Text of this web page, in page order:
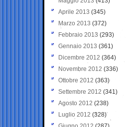
Aprile 2013 (345)
Marzo 2013 (372)
Febbraio 2013 (293)
Gennaio 2013 (361)
Dicembre 2012 (364)
Novembre 2012 (336)
Ottobre 2012 (363)
Settembre 2012 (341)
Agosto 2012 (238)
Luglio 2012 (328)